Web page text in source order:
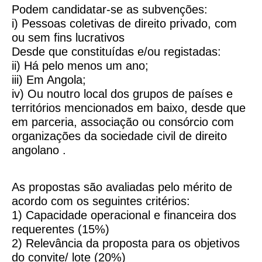
Podem candidatar-se as subvenções:
i) Pessoas coletivas de direito privado, com
ou sem fins lucrativos
Desde que constituídas e/ou registadas:
ii) Há pelo menos um ano;
iii) Em Angola;
iv) Ou noutro local dos grupos de países e
territórios mencionados em baixo, desde que
em parceria, associação ou consórcio com
organizações da sociedade civil de direito
angolano .
As propostas são avaliadas pelo mérito de
acordo com os seguintes critérios:
1) Capacidade operacional e financeira dos
requerentes (15%)
2) Relevância da proposta para os objetivos
do convite/ lote (20%)